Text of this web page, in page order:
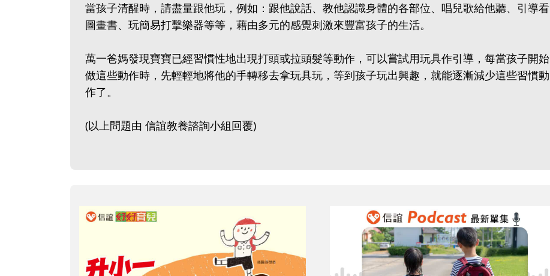
當孩子清醒時，請盡量跟他玩，例如：跟他說話、教他認識身體的各部位、唱兒歌給他聽、引導看
圖畫書、玩簡易打擊樂器等等，藉由多元的感覺刺激來豐富孩子的生活。
萬一爸媽發現寶寶已經習慣性地出現打頭或拉頭髮等動作，可以嘗試用玩具作引導，每當孩子開始
做這些動作時，先輕輕地將他的手轉移去拿玩具玩，等到孩子玩出興趣，就能逐漸減少這些習慣動
作了。
(以上問題由 信誼教養諮詢小組回覆)